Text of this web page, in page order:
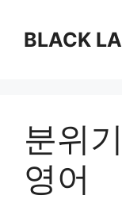
BLACK
분위
영어